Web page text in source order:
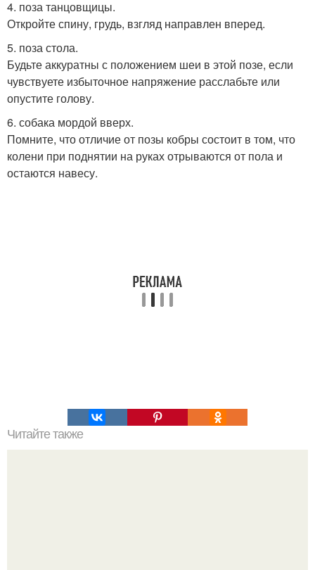
4. поза танцовщицы.
Откройте спину, грудь, взгляд направлен вперед.
5. поза стола.
Будьте аккуратны с положением шеи в этой позе, если
чувствуете избыточное напряжение расслабьте или
опустите голову.
6. собака мордой вверх.
Помните, что отличие от позы кобры состоит в том, что
колени при поднятии на руках отрываются от пола и
остаются навесу.
Читайте также